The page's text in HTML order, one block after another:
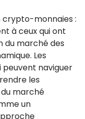
crypto-monnaies :
à ceux qui ont
du marché des
Les
peuvent naviguer
les
marché
un